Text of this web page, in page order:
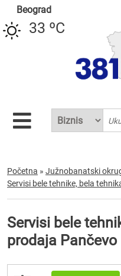
Beograd
33 ºC
Početna » Južnobanatski
Servisi bele tehnike, bela
Servisi bele
prodaja Pančevo